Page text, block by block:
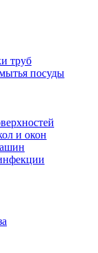
труб
посуды
и окон